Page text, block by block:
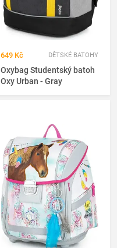
649 Kč DĚTSKÉ BATOHY
Oxybag Studentský batoh
Oxy Urban - Gray